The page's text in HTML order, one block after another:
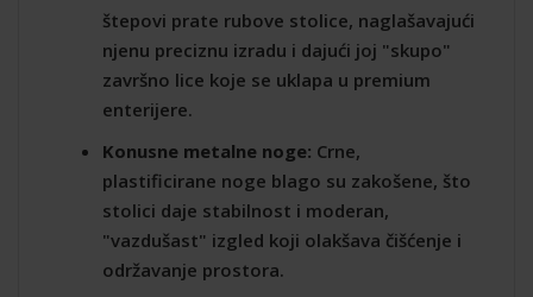
štepovi prate rubove stolice, naglašavajući
njenu preciznu izradu i dajući joj "skupo"
završno lice koje se uklapa u premium
enterijere.
Konusne metalne noge: Crne,
plastificirane noge blago su zakošene, što
stolici daje stabilnost i moderan,
"vazdušast" izgled koji olakšava čišćenje i
održavanje prostora.